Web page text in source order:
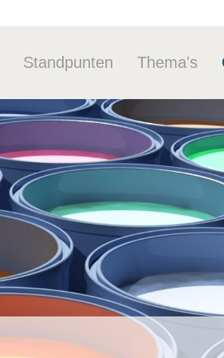
Standpunten Thema's
Duurzaam
Stoffen
Arbeid
Tools